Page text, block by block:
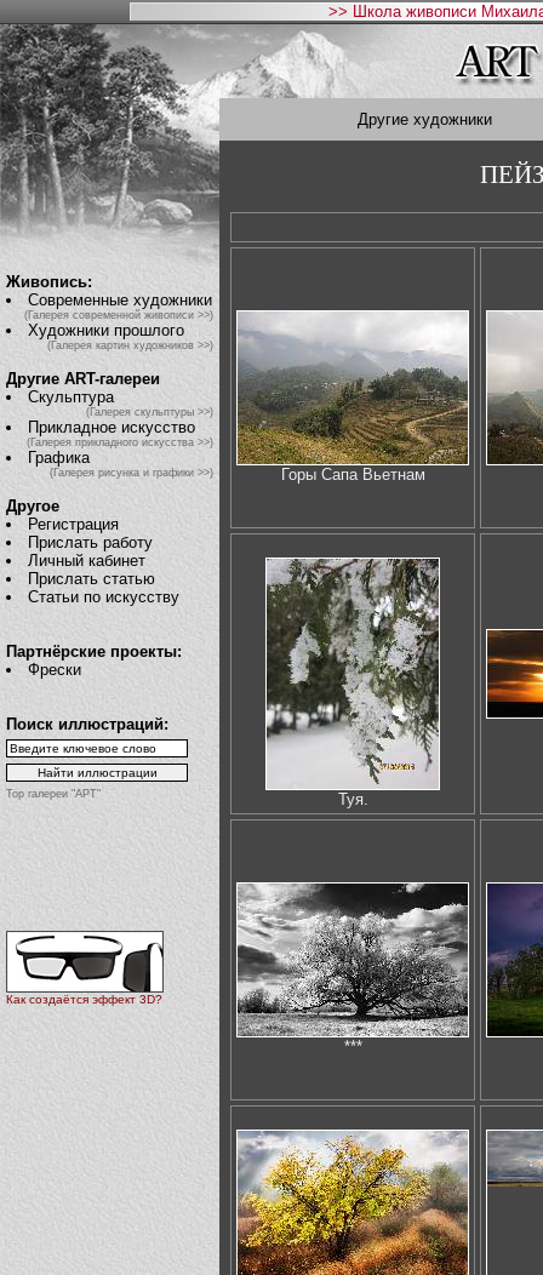
>> Школа живописи
Живопись:
Современные художники
(Галерея современной живописи >>)
Художники прошлого
(Галерея картин художников >>)
Другие ART-галереи
Скульптура
(Галерея скульптуры >>)
Прикладное искусство
(Галерея прикладного искусства >>)
Графика
(Галерея рисунка и графики >>)
Другое
Регистрация
Прислать работу
Личный кабинет
Прислать статью
Статьи по искусству
Партнёрские проекты:
Фрески
Поиск иллюстраций:
Top галереи "АРТ"
Как создаётся эффект 3D?
Другие художники
Горы Сапа Вьетнам
Туя.
***